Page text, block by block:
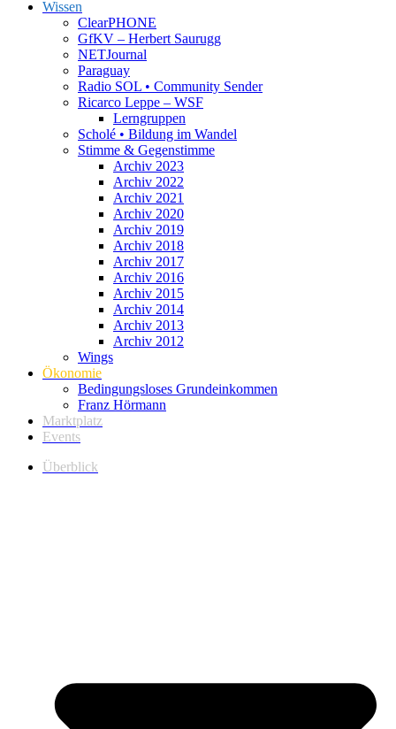
Wissen
ClearPHONE
GfKV – Herbert Saurugg
NETJournal
Paraguay
Radio SOL • Community Sender
Ricarco Leppe – WSF
Lerngruppen
Scholé • Bildung im Wandel
Stimme & Gegenstimme
Archiv 2023
Archiv 2022
Archiv 2021
Archiv 2020
Archiv 2019
Archiv 2018
Archiv 2017
Archiv 2016
Archiv 2015
Archiv 2014
Archiv 2013
Archiv 2012
Wings
Ökonomie
Bedingungsloses Grundeinkommen
Franz Hörmann
Marktplatz
Events
Überblick